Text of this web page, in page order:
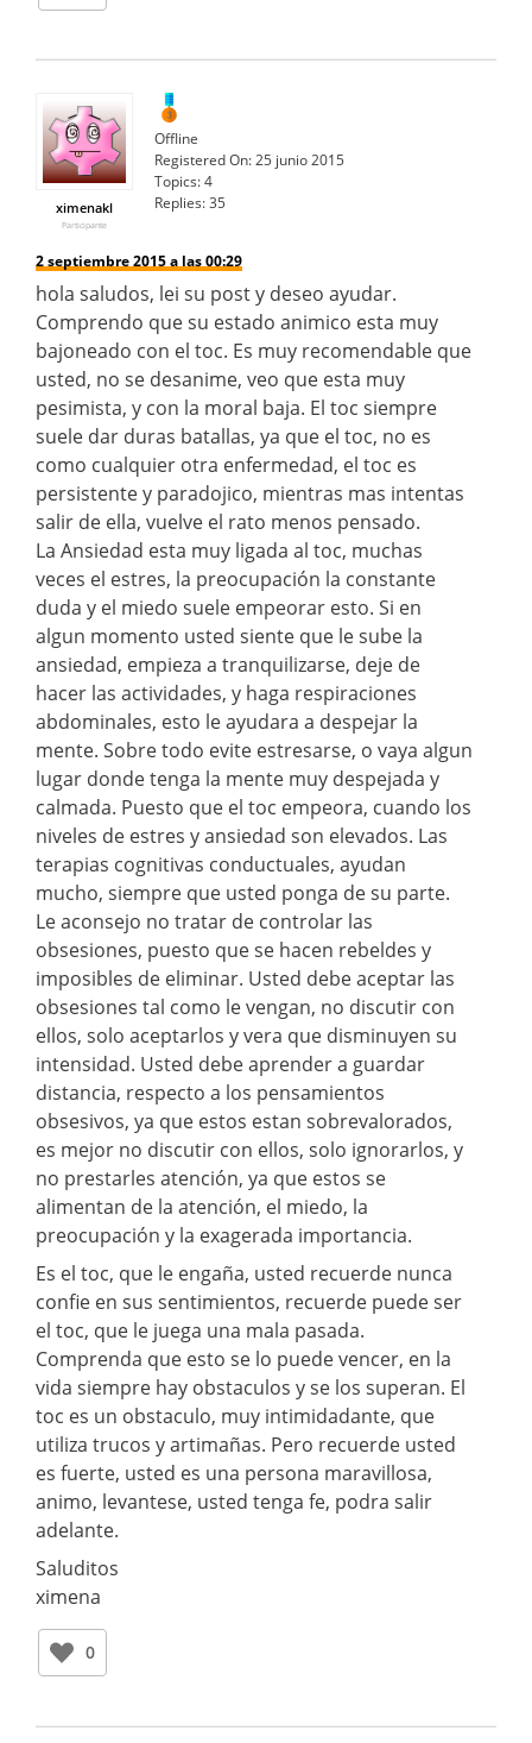
ximenakl
Participante
Offline
Registered On:25 junio 2015
Topics:4
Replies:35
2 septiembre 2015 a las 00:29
hola saludos, lei su post y deseo ayudar.
Comprendo que su estado animico esta muy
bajoneado con el toc. Es muy recomendable que
usted, no se desanime, veo que esta muy
pesimista, y con la moral baja. El toc siempre
suele dar duras batallas, ya que el toc, no es
como cualquier otra enfermedad, el toc es
persistente y paradojico, mientras mas intentas
salir de ella, vuelve el rato menos pensado.
La Ansiedad esta muy ligada al toc, muchas
veces el estres, la preocupación la constante
duda y el miedo suele empeorar esto. Si en
algun momento usted siente que le sube la
ansiedad, empieza a tranquilizarse, deje de
hacer las actividades, y haga respiraciones
abdominales, esto le ayudara a despejar la
mente. Sobre todo evite estresarse, o vaya algun
lugar donde tenga la mente muy despejada y
calmada. Puesto que el toc empeora, cuando los
niveles de estres y ansiedad son elevados. Las
terapias cognitivas conductuales, ayudan
mucho, siempre que usted ponga de su parte.
Le aconsejo no tratar de controlar las
obsesiones, puesto que se hacen rebeldes y
imposibles de eliminar. Usted debe aceptar las
obsesiones tal como le vengan, no discutir con
ellos, solo aceptarlos y vera que disminuyen su
intensidad. Usted debe aprender a guardar
distancia, respecto a los pensamientos
obsesivos, ya que estos estan sobrevalorados,
es mejor no discutir con ellos, solo ignorarlos, y
no prestarles atención, ya que estos se
alimentan de la atención, el miedo, la
preocupación y la exagerada importancia.
Es el toc, que le engaña, usted recuerde nunca
confie en sus sentimientos, recuerde puede ser
el toc, que le juega una mala pasada.
Comprenda que esto se lo puede vencer, en la
vida siempre hay obstaculos y se los superan. El
toc es un obstaculo, muy intimidadante, que
utiliza trucos y artimañas. Pero recuerde usted
es fuerte, usted es una persona maravillosa,
animo, levantese, usted tenga fe, podra salir
adelante.
Saluditos
ximena
0